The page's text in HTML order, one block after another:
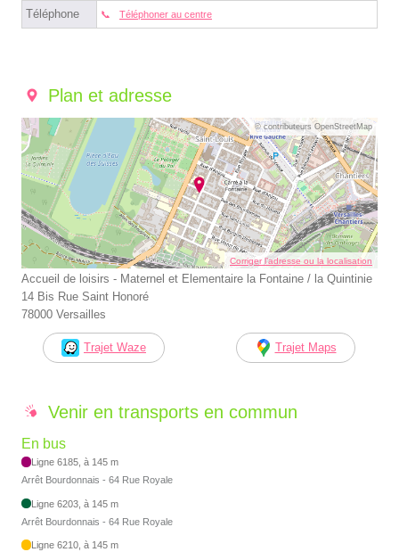
Téléphone Téléphoner au centre
Plan et adresse
© contributeurs OpenStreetMap
Corriger l’adresse ou la localisation
Accueil de loisirs - Maternel et Elementaire la Fontaine / la Quintinie
14 Bis Rue Saint Honoré
78000 Versailles
Trajet Waze Trajet Maps
Venir en transports en commun
En bus
Ligne 6185, à 145 m
Arrêt Bourdonnais - 64 Rue Royale
Ligne 6203, à 145 m
Arrêt Bourdonnais - 64 Rue Royale
Ligne 6210, à 145 m